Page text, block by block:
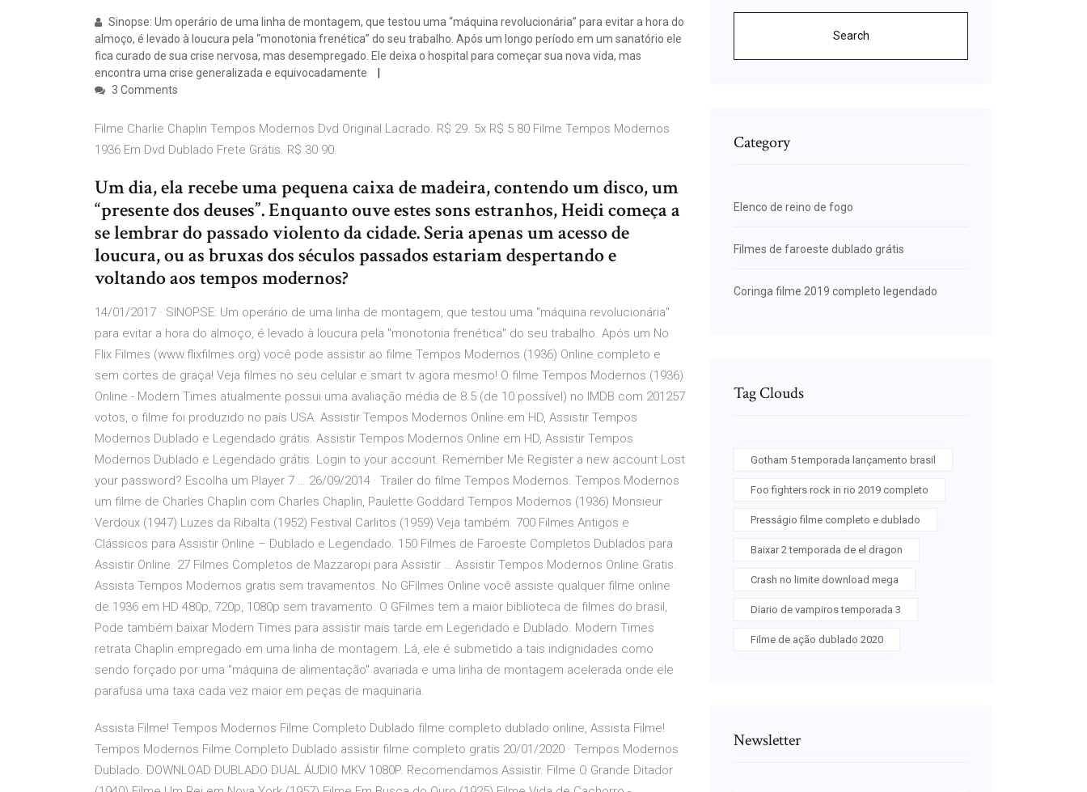
Sinopse: Um operário de uma linha de montagem, que testou uma “máquina revolucionária” para evitar a hora do
almoço, é levado à loucura pela “monotonia frenética” do seu trabalho. Após um longo período em um sanatório ele
fica curado de sua crise nervosa, mas desempregado. Ele deixa o hospital para começar sua nova vida, mas
encontra uma crise generalizada e equivocadamente
3 Comments
Filme Charlie Chaplin Tempos Modernos Dvd Original Lacrado. R$ 29. 5x R$ 5 80 Filme Tempos Modernos
1936 Em Dvd Dublado Frete Grátis. R$ 30 90.
Um dia, ela recebe uma pequena caixa de madeira, contendo um disco, um
“presente dos deuses”. Enquanto ouve estes sons estranhos, Heidi começa a
se lembrar do passado violento da cidade. Seria apenas um acesso de
loucura, ou as bruxas dos séculos passados estariam despertando e
voltando aos tempos modernos?
14/01/2017 · SINOPSE: Um operário de uma linha de montagem, que testou uma "máquina revolucionária"
para evitar a hora do almoço, é levado à loucura pela "monotonia frenética" do seu trabalho. Após um No
Flix Filmes (www.flixfilmes.org) você pode assistir ao filme Tempos Modernos (1936) Online completo e
sem cortes de graça! Veja filmes no seu celular e smart tv agora mesmo! O filme Tempos Modernos (1936)
Online - Modern Times atualmente possui uma avaliação média de 8.5 (de 10 possível) no IMDB com 201257
votos, o filme foi produzido no país USA. Assistir Tempos Modernos Online em HD, Assistir Tempos
Modernos Dublado e Legendado grátis. Assistir Tempos Modernos Online em HD, Assistir Tempos
Modernos Dublado e Legendado grátis. Login to your account. Remember Me Register a new account Lost
your password? Escolha um Player 7 … 26/09/2014 · Trailer do filme Tempos Modernos. Tempos Modernos
um filme de Charles Chaplin com Charles Chaplin, Paulette Goddard Tempos Modernos (1936) Monsieur
Verdoux (1947) Luzes da Ribalta (1952) Festival Carlitos (1959) Veja também. 700 Filmes Antigos e
Clássicos para Assistir Online – Dublado e Legendado. 150 Filmes de Faroeste Completos Dublados para
Assistir Online. 27 Filmes Completos de Mazzaropi para Assistir … Assistir Tempos Modernos Online Gratis.
Assista Tempos Modernos gratis sem travamentos. No GFilmes Online você assiste qualquer filme online
de 1936 em HD 480p, 720p, 1080p sem travamento. O GFilmes tem a maior biblioteca de filmes do brasil,
Pode também baixar Modern Times para assistir mais tarde em Legendado e Dublado. Modern Times
retrata Chaplin empregado em uma linha de montagem. Lá, ele é submetido a tais indignidades como
sendo forçado por uma "máquina de alimentação" avariada e uma linha de montagem acelerada onde ele
parafusa uma taxa cada vez maior em peças de maquinaria.
Assista Filme! Tempos Modernos Filme Completo Dublado filme completo dublado online, Assista Filme!
Tempos Modernos Filme Completo Dublado assistir filme completo gratis 20/01/2020 · Tempos Modernos
Dublado. DOWNLOAD DUBLADO DUAL ÁUDIO MKV 1080P. Recomendamos Assistir. Filme O Grande Ditador
Search
Category
Elenco de reino de fogo
Filmes de faroeste dublado grátis
Coringa filme 2019 completo legendado
Tag Clouds
Gotham 5 temporada lançamento brasil
Foo fighters rock in rio 2019 completo
Presságio filme completo e dublado
Baixar 2 temporada de el dragon
Crash no limite download mega
Diario de vampiros temporada 3
Filme de ação dublado 2020
Newsletter